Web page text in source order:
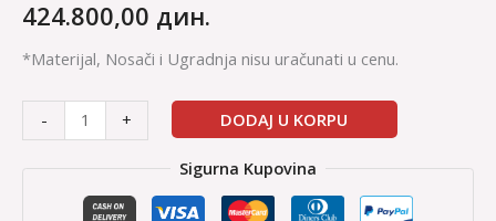
424.800,00 дин.
*Materijal, Nosači i Ugradnja nisu uračunati u cenu.
- + DODAJ U KORPU
Sigurna Kupovina